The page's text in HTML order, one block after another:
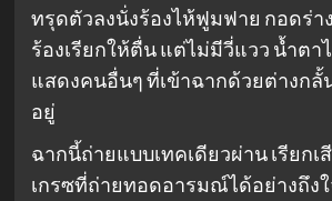
ทรุดตัวลงนั่งร้องไห้ฟูมฟาย กอดร่า
ร้องเรียกให้ตื่น แต่ไม่มีวี่แวว น้ำต
แสดงคนอื่นๆ ที่เข้าฉากด้วยต่างกลั้
อยู่
ฉากนี้ถ่ายแบบเทคเดียวผ่าน เรียกเ
เกรซที่ถ่ายทอดอารมณ์ได้อย่างถึง